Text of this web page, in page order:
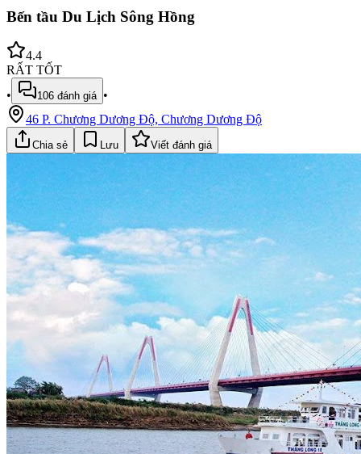
Bến tầu Du Lịch Sông Hồng
4.4
RẤT TỐT
•
106 đánh giá •
46 P. Chương Dương Độ, Chương Dương Độ
Chia sẻ Lưu Viết đánh giá